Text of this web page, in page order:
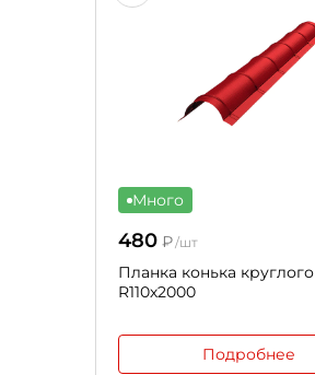
Много
480 ₽/шт
Планка конька круглого
R110х2000
Подробнее